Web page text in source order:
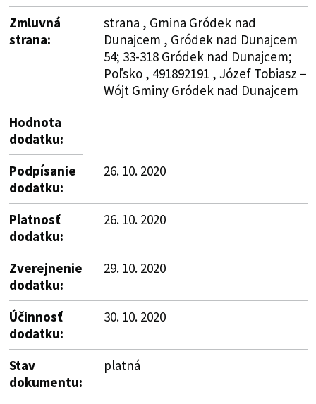
Zmluvná
strana:
strana , Gmina Gródek nad
Dunajcem , Gródek nad Dunajcem
54; 33-318 Gródek nad Dunajcem;
Poľsko , 491892191 , Józef Tobiasz –
Wójt Gminy Gródek nad Dunajcem
Hodnota
dodatku:
Podpísanie
dodatku:
26. 10. 2020
Platnosť
dodatku:
26. 10. 2020
Zverejnenie
dodatku:
29. 10. 2020
Účinnosť
dodatku:
30. 10. 2020
Stav
dokumentu:
platná